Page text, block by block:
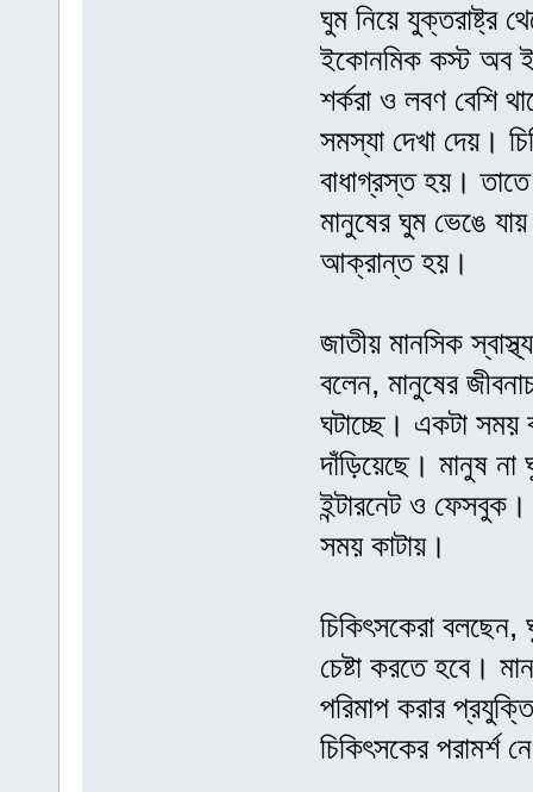
ঘুম নিয়ে যুক্তরাষ্ট্র
ইকোনমিক কস্ট অব
শর্করা ও লবণ বেশি
সমস্যা দেখা দেয়।
বাধাগ্রস্ত হয়।
মানুষের ঘুম ভেঙে
আক্রান্ত হয়।
জাতীয় মানসিক
বলেন, মানুষের
ঘটাচ্ছে। একটা সময়
দাঁড়িয়েছে। মানুষ
ইন্টারনেট ও
সময় কাটায়।
চিকিৎসকেরা বলছেন,
চেষ্টা করতে হবে।
পরিমাপ করার
চিকিৎসকের পরামর্শ